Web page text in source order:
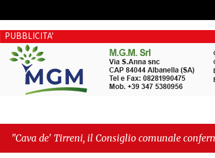
PUBBLICITA'
il Consiglio comunale conferma Sara
giornata storica: la ceramica ammessa alla fase